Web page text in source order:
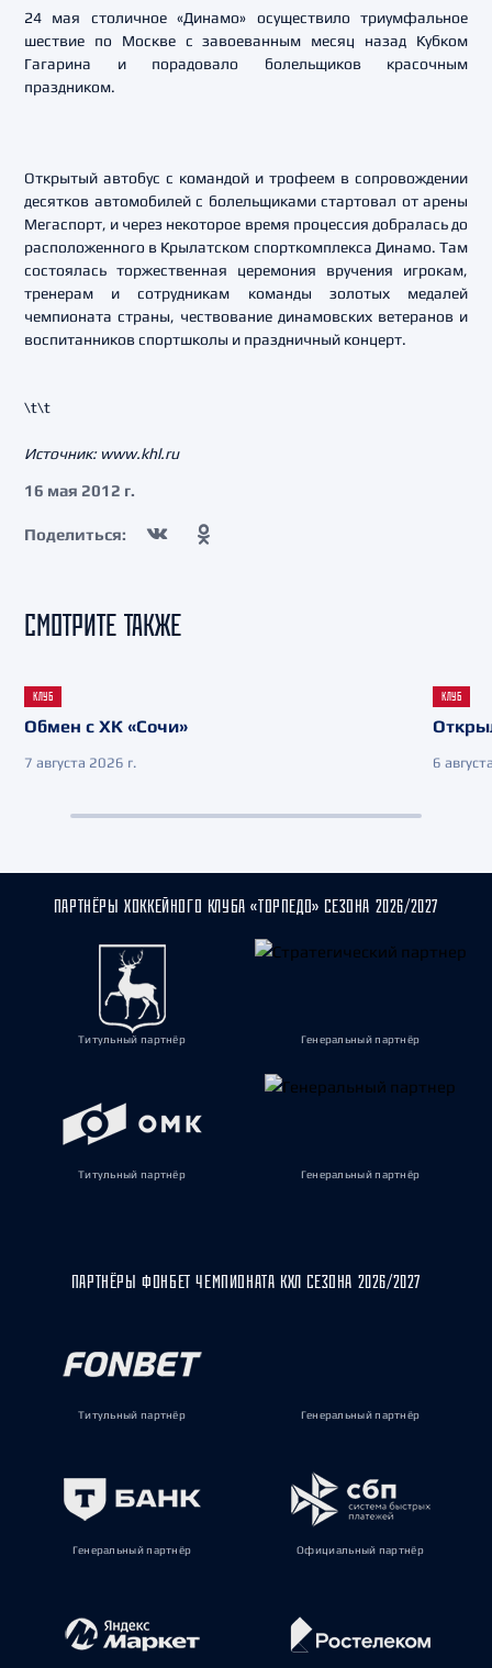
24 мая столичное «Динамо» осуществило триумфальное
шествие по Москве с завоеванным месяц назад Кубком
Гагарина и порадовало болельщиков красочным
праздником.
Открытый автобус с командой и трофеем в сопровождении
десятков автомобилей с болельщиками стартовал от арены
Мегаспорт, и через некоторое время процессия добралась до
расположенного в Крылатском спорткомплекса Динамо. Там
состоялась торжественная церемония вручения игрокам,
тренерам и сотрудникам команды золотых медалей
чемпионата страны, чествование динамовских ветеранов и
воспитанников спортшколы и праздничный концерт.
\t\t
Источник: www.khl.ru
16 мая 2012 г.
Поделиться:
СМОТРИТЕ ТАКЖЕ
КЛУБ
Обмен с ХК «Сочи»
7 августа 2026 г.
КЛУБ
6
ПАРТНЁРЫ ХОККЕЙНОГО КЛУБА «ТОРПЕДО» СЕЗОНА 2026/2027
Титульный партнёр Генеральный партнёр
Титульный партнёр Генеральный партнёр
ПАРТНЁРЫ ФОНБЕТ ЧЕМПИОНАТА КХЛ СЕЗОНА 2026/2027
Титульный партнёр Генеральный партнёр
Генеральный партнёр Официальный партнёр